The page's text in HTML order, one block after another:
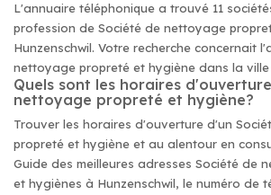
L'annuaire téléphonique a trouvé 11
profession de Société de nettoyage
Hunzenschwil. Votre recherche concernait
nettoyage propreté et hygiène dans la ville
Quels sont les horaires
nettoyage propreté et hygiène?
Trouver les horaires d'ouverture d'un
propreté et hygiène et au alentour en
Guide des meilleures adresses Société de
et hygiènes à Hunzenschwil, le numéro de